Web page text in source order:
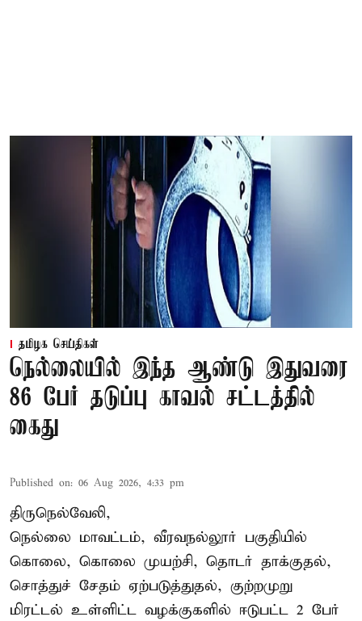
தமிழக செய்திகள்
நெல்லையில் இந்த ஆண்டு இதுவரை
86 பேர் தடுப்பு காவல் சட்டத்தில்
கைது
Published on: 06 Aug 2026, 4:33 pm
திருநெல்வேலி,
நெல்லை மாவட்டம், வீரவநல்லூர் பகுதியில்
கொலை, கொலை முயற்சி, தொடர் தாக்குதல்,
சொத்துச் சேதம் ஏற்படுத்துதல், குற்றமுறு
மிரட்டல் உள்ளிட்ட வழக்குகளில் ஈடுபட்ட 2 பேர்